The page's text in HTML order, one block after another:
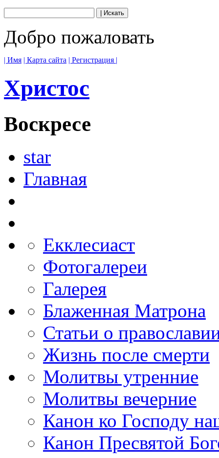
Добро пожаловать
| Имя | Карта сайта | Регистрация |
Христос
Воскресе
star
Главная
Екклесиаст
Фотогалереи
Галерея
Блаженная Матрона
Статьи о
Жизнь после смерти
Молитвы утренние
Молитвы вечерние
Канон ко Господу
Канон Пресвятой